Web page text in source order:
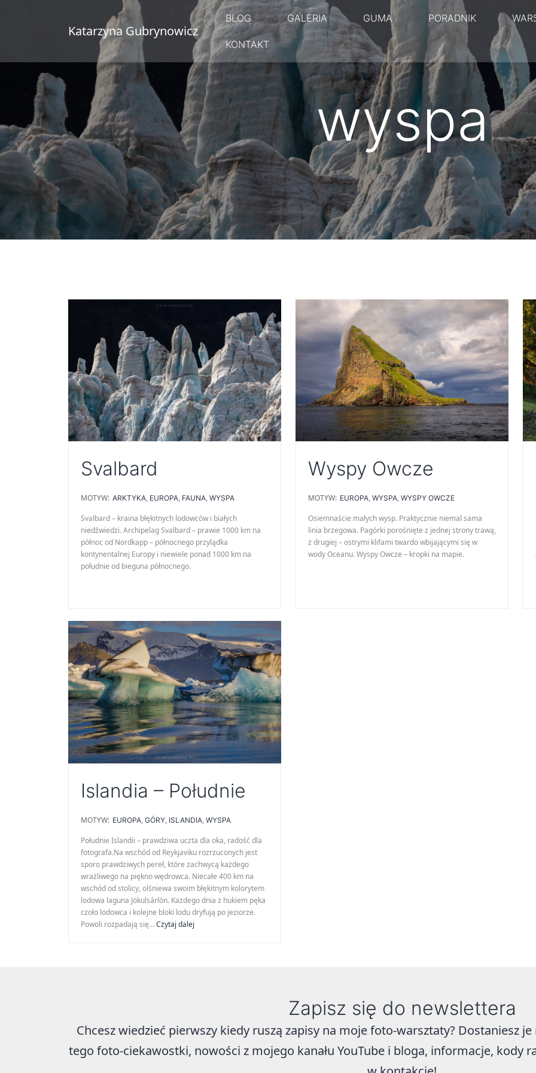
Katarzyna Gubrynowicz
BLOG GALERIA GUMA PORADNIK
KONTAKT
wyspa
Svalbard
MOTYW: ARKTYKA, EUROPA, FAUNA, WYSPA
Svalbard – kraina błękitnych lodowców i białych
niedźwiedzi. Archipelag Svalbard – prawie 1000 km na
północ od Nordkapp – północnego przylądka
kontynentalnej Europy i niewiele ponad 1000 km na
południe od bieguna północnego.
Wyspy Owcze
MOTYW: EUROPA, WYSPA, WYSPY OWCZE
Osiemnaście małych wysp. Praktycznie niemal sama
linia brzegowa. Pagórki porośnięte z jednej strony trawą,
z drugiej – ostrymi klifami twardo wbijającymi się w
wody Oceanu. Wyspy Owcze – kropki na mapie.
Islandia – Południe
MOTYW: EUROPA GÓRY ISLANDIA WYSPA
Południe Islandii – prawdziwa uczta dla oka, radość dla
fotografa.Na wschód od Reykjaviku rozrzuconych jest
sporo prawdziwych pereł, które zachwycą każdego
wrażliwego na piękno wędrowca. Niecałe 400 km na
wschód od stolicy, olśniewa swoim błękitnym kolorytem
lodowa laguna Jökulsárlón. Każdego dnia z hukiem pęka
czoło lodowca i kolejne bloki lodu dryfują po jeziorze.
Powoli rozpadają się…Czytaj dalej
Zapisz się do newslettera
Chcesz wiedzieć pierwszy kiedy ruszą zapisy na moje foto-warsztaty? Dostaniesz
tego foto-ciekawostki, nowości z mojego kanału YouTube i bloga, informacje, kody